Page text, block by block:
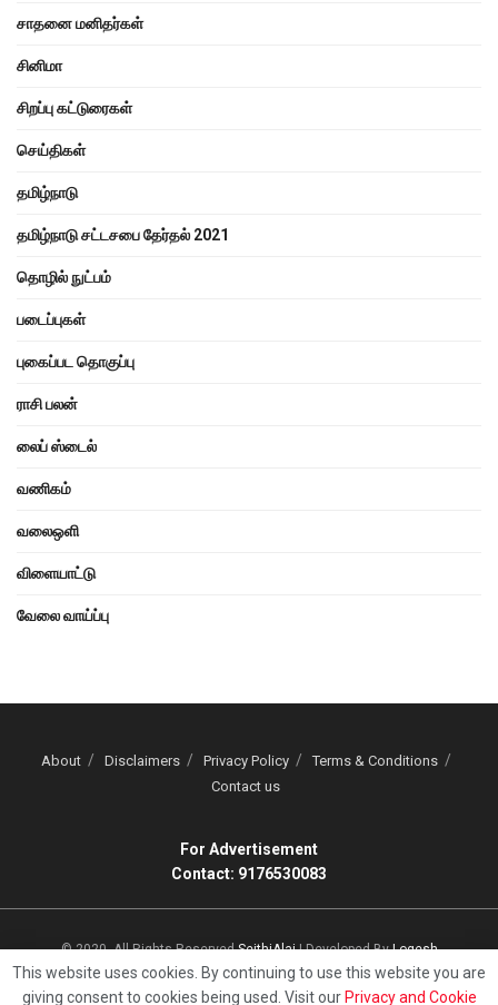
சாதனை மனிதர்கள்
சினிமா
சிறப்பு கட்டுரைகள்
செய்திகள்
தமிழ்நாடு
தமிழ்நாடு சட்டசபை தேர்தல் 2021
தொழில் நுட்பம்
படைப்புகள்
புகைப்பட தொகுப்பு
ராசி பலன்
லைப் ஸ்டைல்
வணிகம்
வலைஒளி
விளையாட்டு
வேலை வாய்ப்பு
About Disclaimers Privacy Policy
Terms & Conditions
Contact us
For Advertisement
Contact: 9176530083
© 2020, All Rights ReservedSeithiAlai| Developed ByLogesh
This website uses cookies. By continuing to use this website you are
giving consent to cookies being used. Visit our Privacy and Cookie